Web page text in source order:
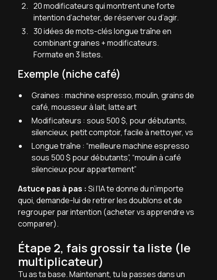
20 modificateurs qui montrent une forte
intention d’acheter, de réserver ou d’agir.
30 idées de mots-clés longue traîne en
combinant graines + modificateurs.
Formate en 3 listes.
Exemple (niche café)
Graines : machine espresso, moulin, grains de
café, mousseur à lait, latte art
Modificateurs : sous 500 $, pour débutants,
silencieux, petit comptoir, facile à nettoyer, vs
Longue traîne : “meilleure machine espresso
sous 500 $ pour débutants”, “moulin à café
silencieux pour appartement”
Astuce pas à pas : Si l’IA te donne du n’importe
quoi, demande-lui de retirer les doublons et de
regrouper par intention (acheter vs apprendre vs
comparer).
Étape 2, fais grossir ta liste (le
multiplicateur)
Tu as ta base. Maintenant, tu la passes dans un